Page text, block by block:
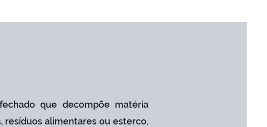
que decompõe matéria
resíduos alimentares ou esterco,